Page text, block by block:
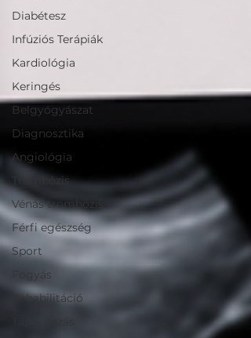
Diabétesz
Infúziós Terápiák
Kardiológia
Keringés
Belgyógyászat
Diagnosztika
Angiológia
Trombózis
Vénás trombózis
Férfi egészség
Sport
Fogyás
Rehabilitáció